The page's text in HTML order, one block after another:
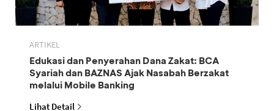
ARTIKEL
Edukasi dan Penyerahan Dana Zakat: BCA
Syariah dan BAZNAS Ajak Nasabah Berzakat
melalui Mobile Banking
Lihat Detail